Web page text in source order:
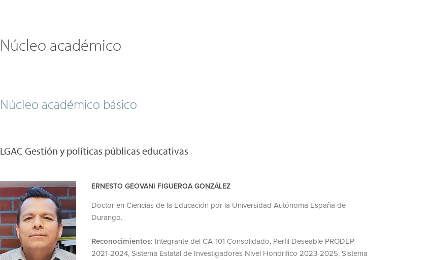
Núcleo académico
Núcleo académico básico
LGAC Gestión y políticas públicas educativas
ERNESTO GEOVANI FIGUEROA GONZÁLEZ
Doctor en Ciencias de la Educación por la Universidad Autónoma España de
Durango.
Reconocimientos: Integrante del CA-101 Consolidado, Perfil Deseable PRODEP
2021-2024, Sistema Estatal de Investigadores Nivel Honorífico 2023-2025; Sistema